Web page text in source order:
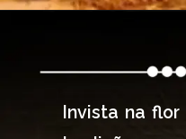
Invista na